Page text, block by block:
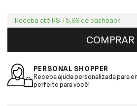
Receba até R$ 15,99 de cashback
COMPRAR
PERSONAL SHOPPER
Receba ajuda personalizada para
perfeito para você!